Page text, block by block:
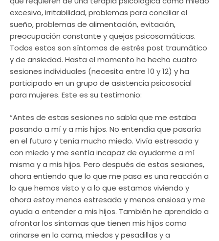
excesivo, irritabilidad, problemas para conciliar el
sueño, problemas de alimentación, evitación,
preocupación constante y quejas psicosomáticas.
Todos estos son síntomas de estrés post traumático
y de ansiedad. Hasta el momento ha hecho cuatro
sesiones individuales (necesita entre 10 y 12) y ha
participado en un grupo de asistencia psicosocial
para mujeres. Este es su testimonio:
“Antes de estas sesiones no sabía que me estaba
pasando a mí y a mis hijos. No entendía que pasaría
en el futuro y tenía mucho miedo. Vivía estresada y
con miedo y me sentía incapaz de ayudarme a mí
misma y a mis hijos. Pero después de estas sesiones,
ahora entiendo que lo que me pasa es una reacción a
lo que hemos visto y a lo que estamos viviendo y
ahora estoy menos estresada y menos ansiosa y me
ayuda a entender a mis hijos. También he aprendido a
afrontar los síntomas que tienen mis hijos como
orinarse en la cama, miedos y pesadillas y a